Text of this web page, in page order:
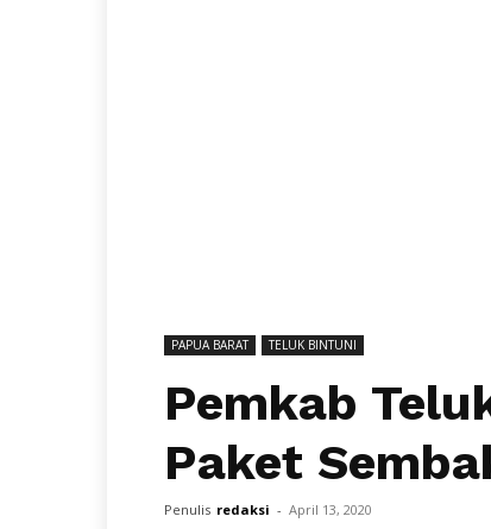
PAPUA BARAT TELUK BINTUNI
Pemkab
Paket
Penulis redaksi - April 13, 2020